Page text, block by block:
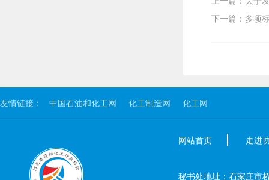
下一篇：多项
友情链接： 中国石油和化工网 化工制造网 化工网
网站首页 走进
秘书处地址：石家庄市